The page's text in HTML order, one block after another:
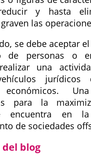
y hasta
las
se debe aceptar
de personas o
una
jurídicos
económicos.
para la
encuentra en
de sociedades
blog